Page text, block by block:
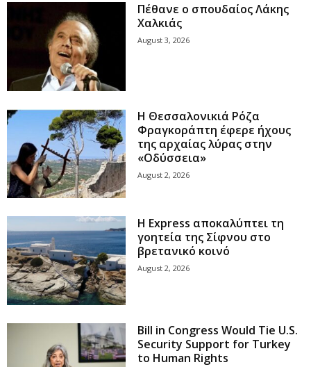
Πέθανε ο σπουδαίος Λάκης
Χαλκιάς
August 3, 2026
Η Θεσσαλονικιά Ρόζα
Φραγκοράπτη έφερε ήχους
της αρχαίας λύρας στην
«Οδύσσεια»
August 2, 2026
Η Express αποκαλύπτει τη
γοητεία της Σίφνου στο
βρετανικό κοινό
August 2, 2026
Bill in Congress Would Tie U.S.
Security Support for Turkey
to Human Rights